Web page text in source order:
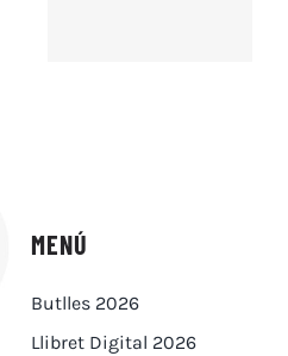
MENÚ
Butlles 2026
Llibret Digital 2026